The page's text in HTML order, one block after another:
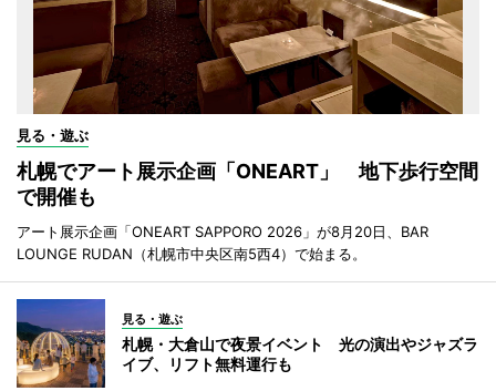
見る・遊ぶ
札幌でアート展示企画「ONEART」 地下歩行空間
で開催も
アート展示企画「ONEART SAPPORO 2026」が8月20日、BAR
LOUNGE RUDAN（札幌市中央区南5西4）で始まる。
見る・遊ぶ
札幌・大倉山で夜景イベント 光の演出やジャズラ
イブ、リフト無料運行も